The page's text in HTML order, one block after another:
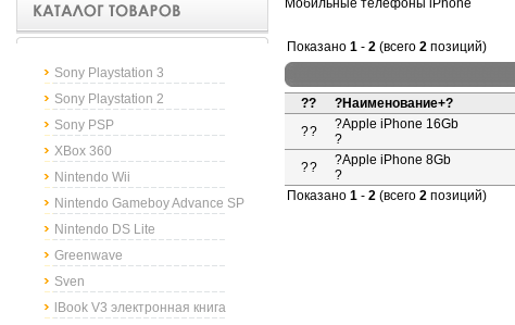
Sony Playstation 3
Sony Playstation 2
Sony PSP
XBox 360
Nintendo Wii
Nintendo Gameboy Advance SP
Nintendo DS Lite
Greenwave
Sven
lBook V3 электронная книга
Мобильные телефоны iPhone
Показано 1 - 2 (всего 2 позиций)
??
?Наименование+?
?? ?Apple iPhone 16Gb
?
?? ?Apple iPhone 8Gb
?
Показано 1 - 2 (всего 2 позиций)